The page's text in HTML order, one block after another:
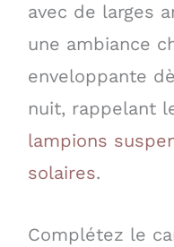
avec de larges
une ambiance
enveloppante
nuit, rappelant
lampions
solaires.
Complétez le